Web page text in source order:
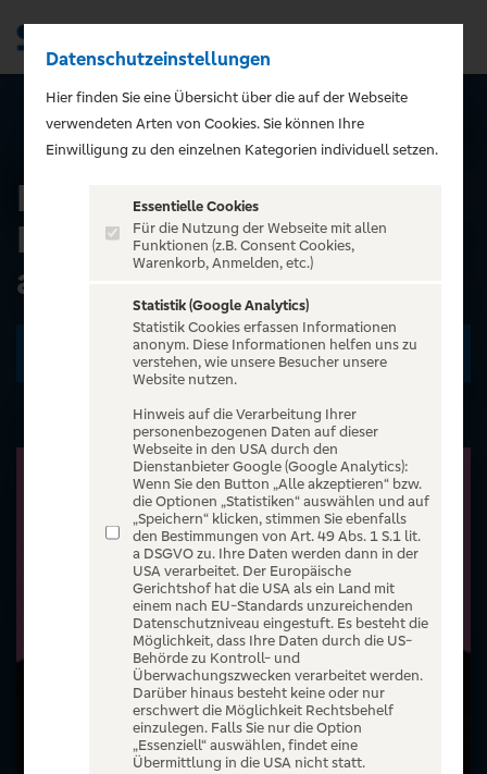
ALLE EVENTS
Nizar & Shayan - Die
Deutschen Podcast: Tour,
aber anders!
Zu den Terminen
Datenschutzeinstellungen
Hier finden Sie eine Übersicht über die auf der Webseite
verwendeten Arten von Cookies. Sie können Ihre
Einwilligung zu den einzelnen Kategorien individuell setzen.
Essentielle Cookies
Für die Nutzung der Webseite mit allen
Funktionen (z.B. Consent Cookies,
Warenkorb, Anmelden, etc.)
Statistik (Google Analytics)
Statistik Cookies erfassen Informationen
anonym. Diese Informationen helfen uns zu
verstehen, wie unsere Besucher unsere
Website nutzen.
Hinweis auf die Verarbeitung Ihrer
personenbezogenen Daten auf dieser
Webseite in den USA durch den
Dienstanbieter Google (Google Analytics):
Wenn Sie den Button „Alle akzeptieren“ bzw.
die Optionen „Statistiken“ auswählen und auf
„Speichern“ klicken, stimmen Sie ebenfalls
den Bestimmungen von Art. 49 Abs. 1 S.1 lit.
a DSGVO zu. Ihre Daten werden dann in der
USA verarbeitet. Der Europäische
Gerichtshof hat die USA als ein Land mit
einem nach EU-Standards unzureichenden
Datenschutzniveau eingestuft. Es besteht die
Möglichkeit, dass Ihre Daten durch die US-
Behörde zu Kontroll- und
Überwachungszwecken verarbeitet werden.
Darüber hinaus besteht keine oder nur
erschwert die Möglichkeit Rechtsbehelf
einzulegen. Falls Sie nur die Option
„Essenziell“ auswählen, findet eine
Übermittlung in die USA nicht statt.